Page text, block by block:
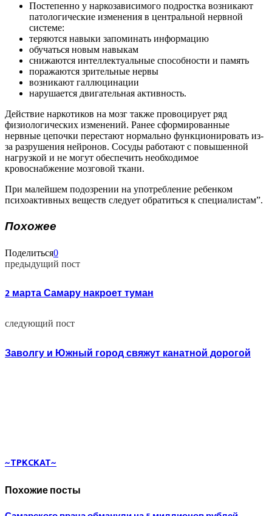
Постепенно у наркозависимого подростка возникают
патологические изменения в центральной нервной
системе:
теряются навыки запоминать информацию
обучаться новым навыкам
снижаются интеллектуальные способности и память
поражаются зрительные нервы
возникают галлюцинации
нарушается двигательная активность.
Действие наркотиков на мозг также провоцирует ряд
физиологических изменений. Ранее сформированные
нервные цепочки перестают нормально функционировать из-
за разрушения нейронов. Сосуды работают с повышенной
нагрузкой и не могут обеспечить необходимое
кровоснабжение мозговой ткани.
При малейшем подозрении на употребление ребенком
психоактивных веществ следует обратиться к специалистам”.
Похожее
Поделиться0
предыдущий пост
2 марта Самару накроет туман
следующий пост
Заволгу и Южный город свяжут канатной дорогой
~TPKCKAT~
Похожие посты